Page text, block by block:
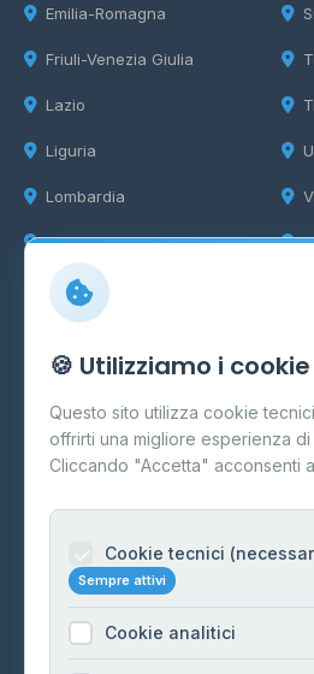
Emilia-Romagna
Friuli-Venezia Giulia
Lazio
Liguria
Lombardia
Marche
Info
Cos'è il GPL
FAQ
Contatti
Informazioni legali
Cookie Policy
🍪 Utilizziamo i cookie
Questo sito utilizza cookie
offrirti una migliore esperienza
Cliccando "Accetta" acconsenti
Cookie tecnici
Sempre attivi
Cookie analitici